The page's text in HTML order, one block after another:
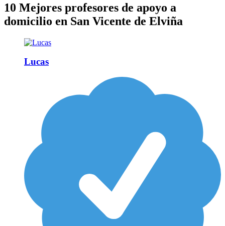
10 Mejores profesores de apoyo a
domicilio en San Vicente de Elviña
Lucas